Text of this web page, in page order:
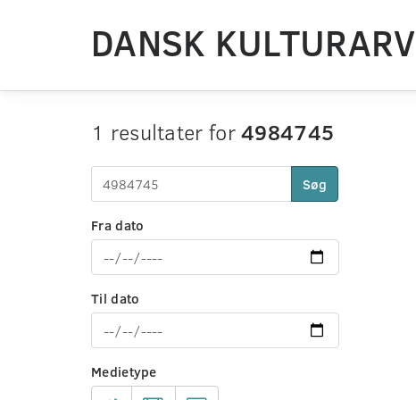
DANSK KULTURARV
1 resultater for4984745
Søg
Fra dato
Til dato
Medietype